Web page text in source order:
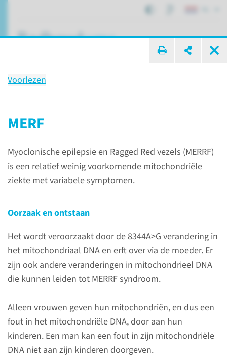
Voorlezen
MERF
Myoclonische epilepsie en Ragged Red vezels (MERRF)
is een relatief weinig voorkomende mitochondriële
ziekte met variabele symptomen.
Oorzaak en ontstaan
Het wordt veroorzaakt door de 8344A>G verandering in
het mitochondriaal DNA en erft over via de moeder. Er
zijn ook andere veranderingen in mitochondrieel DNA
die kunnen leiden tot MERRF syndroom.
Alleen vrouwen geven hun mitochondriën, en dus een
fout in het mitochondriële DNA, door aan hun
kinderen. Een man kan een fout in zijn mitochondriële
DNA niet aan zijn kinderen doorgeven.
Patiëntenzorg
Aandoeningen
Mitochondriële aandoeningen
Wat zijn
mitochondriële
aandoeningen?